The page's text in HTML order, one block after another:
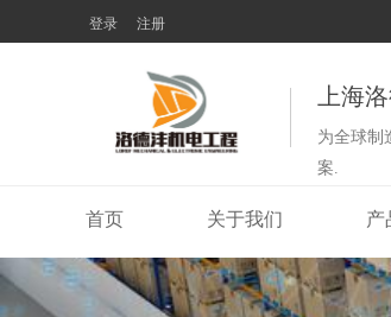
登录 注册
上海
为全球制
案.
首页 关于我们 产